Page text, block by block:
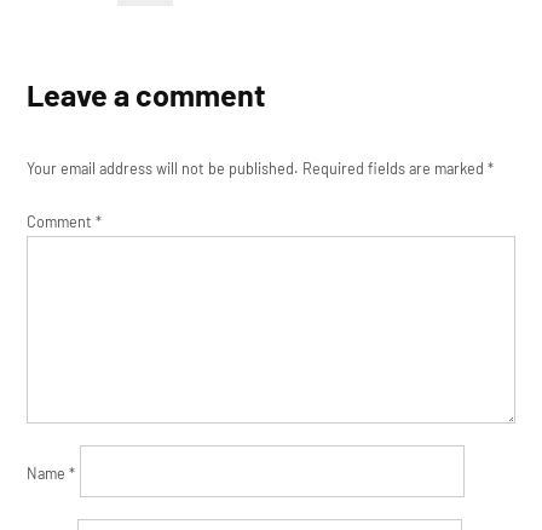
Leave a comment
Your email address will not be published. Required fields are marked*
Comment*
Name*